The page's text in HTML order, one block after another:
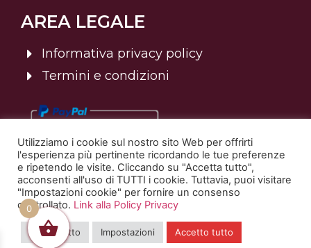
AREA LEGALE
Informativa privacy policy
Termini e condizioni
© 2025 Sommelier Italia | Tutti i diritti riservati. | P.Iva:
Utilizziamo i cookie sul nostro sito Web per offrirti
l'esperienza più pertinente ricordando le tue preferenze
e ripetendo le visite. Cliccando su "Accetta tutto",
acconsenti all'uso di TUTTI i cookie. Tuttavia, puoi visitare
"Impostazioni cookie" per fornire un consenso
controllato. Link alla Policy Privacy
Rifiuta tutto Impostazioni Accetto tutto
0